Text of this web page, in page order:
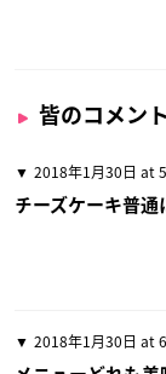
皆のコメント
2018年1月30日 at
チーズケーキ普通
2018年1月30日 at